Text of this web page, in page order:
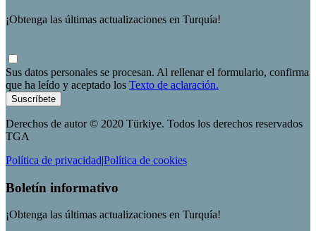
¡Obtenga las últimas actualizaciones en Turquía!
Sus datos personales se procesan. Al rellenar el formulario, confirma
que ha leído y aceptado los Texto de aclaración.
Suscríbete
Derechos de autor © 2020 Türkiye. Todos los derechos reservados
TGA
Política de privacidad|Política de cookies
Boletín informativo
¡Obtenga las últimas actualizaciones en Turquía!